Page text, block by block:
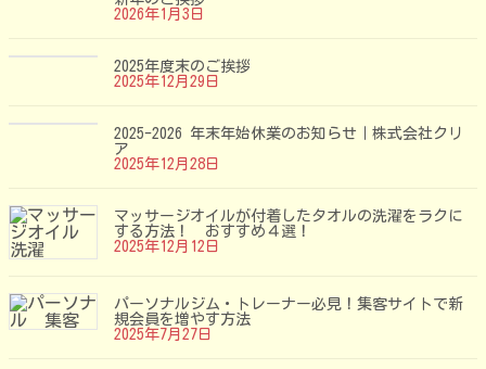
2026年1月3日
2025年度末のご挨拶
2025年12月29日
2025-2026 年末年始休業のお知らせ｜株式会社クリ
ア
2025年12月28日
マッサージオイルが付着したタオルの洗濯をラクに
する方法！ おすすめ４選！
2025年12月12日
パーソナルジム・トレーナー必見！集客サイトで新
規会員を増やす方法
2025年7月27日